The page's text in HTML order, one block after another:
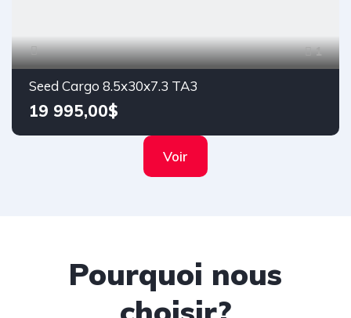
1
Seed Cargo 8.5x30x7.3 TA3
19 995,00$
Voir
Pourquoi nous